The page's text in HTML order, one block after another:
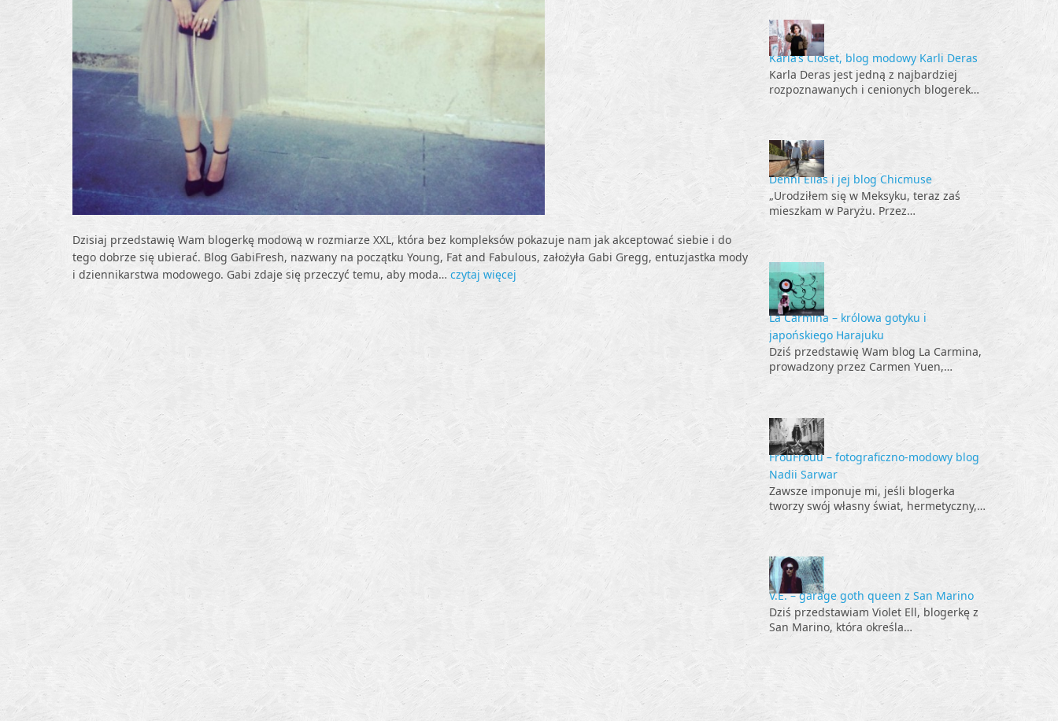
Dzisiaj przedstawię Wam blogerkę modową w rozmiarze XXL, która bez kompleksów pokazuje nam jak akceptować siebie i do
tego dobrze się ubierać. Blog GabiFresh, nazwany na początku Young, Fat and Fabulous, założyła Gabi Gregg, entuzjastka mody
i dziennikarstwa modowego. Gabi zdaje się przeczyć temu, aby moda… czytaj więcej
Karla’s Closet, blog modowy Karli Deras
Karla Deras jest jedną z najbardziej
rozpoznawanych i cenionych blogerek…
Denni Elias i jej blog Chicmuse
„Urodziłem się w Meksyku, teraz zaś
mieszkam w Paryżu. Przez…
La Carmina – królowa gotyku i
japońskiego Harajuku
Dziś przedstawię Wam blog La Carmina,
prowadzony przez Carmen Yuen,…
FrouFrouu – fotograficzno-modowy blog
Nadii Sarwar
Zawsze imponuje mi, jeśli blogerka
tworzy swój własny świat, hermetyczny,…
V.E. – garage goth queen z San Marino
Dziś przedstawiam Violet Ell, blogerkę z
San Marino, która określa…